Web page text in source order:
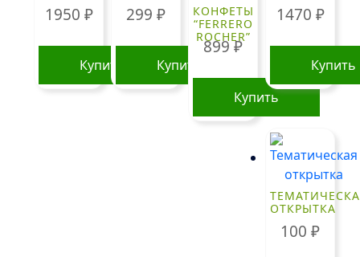
1950 ₽
Купить
299₽
Купить
КОНФЕТЫ
“FERRERO
ROCHER”
899₽
Купить
1470 ₽
Купить
ОТКРЫТКА
100₽